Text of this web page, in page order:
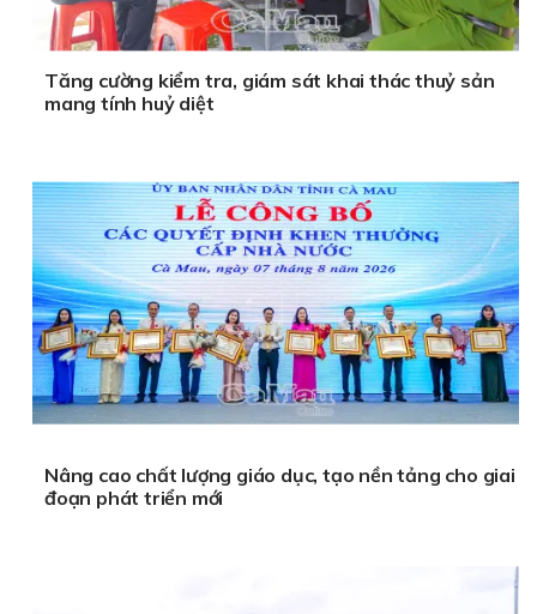
Tăng cường kiểm tra, giám sát khai thác thuỷ sản
mang tính huỷ diệt
Nâng cao chất lượng giáo dục, tạo nền tảng cho giai
đoạn phát triển mới